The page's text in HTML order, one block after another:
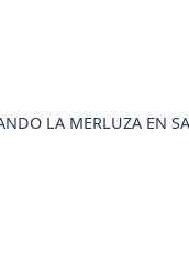
LA MERLUZA EN